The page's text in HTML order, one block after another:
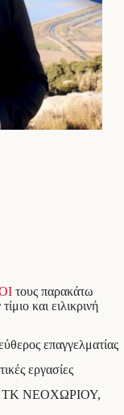
τους παρακάτω
και ειλικρινή
επαγγελματίας
εργασίες
ΤΚ ΝΕΟΧΩΡΙΟΥ,